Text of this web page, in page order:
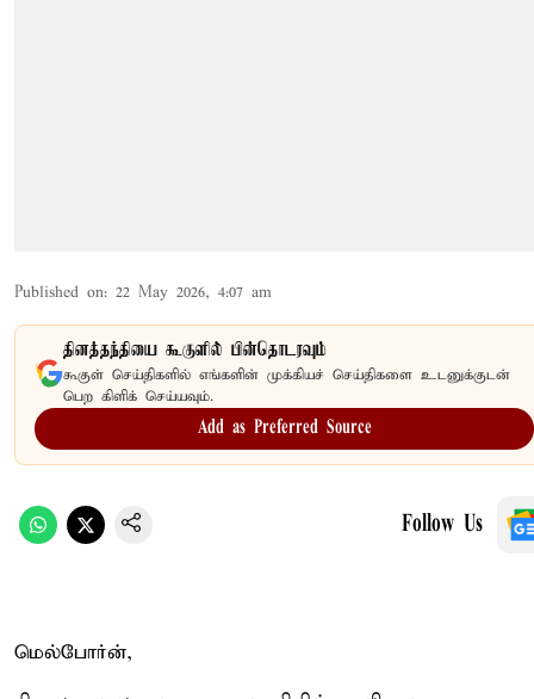
Published on: 22 May 2026, 4:07 am
தினத்தந்தியை கூகுளில் பின்தொடரவும்
கூகுள் செய்திகளில் எங்களின் முக்கியச் செய்திகளை உடனுக்குடன்
பெற கிளிக் செய்யவும்.
Add as Preferred Source
Follow Us
மெல்போர்ன்,